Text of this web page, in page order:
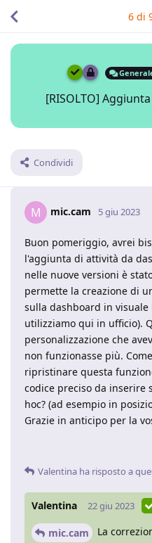
[RISOLTO]
Condividi
6di
M mic.cam 5 giu 2023
Buon pomeriggio, avrei
l'aggiunta di attività da
nelle nuove versioni è
permette la creazione di
sulla dashboard in visuale
utilizziamo qui in ufficio).
personalizzazione che
non funzionasse più.
ripristinare questa
codice preciso da inserire
hoc? (ad esempio in
Grazie in anticipo per la
Valentina ha risposto a
Valentina 22 giu 2023
mic.cam
La